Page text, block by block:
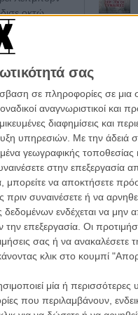
σας
σε πληροφορίες σε
αναγνωριστικοί και
διαφημίσεις και
υπηρεσιών. Με την άδειά
γεωγραφικής τοποθεσίας
στην επεξεργασία
μπορείτε να αποκτήσετε
συναινέσετε ή να
ενδέχεται να μην
επεξεργασία. Οι
σας ή να ανακαλέσετε
κλικ στο κουμπί
μία ή περισσότερες
που περιλαμβάνουν,
οκτώ
μόνο
μια ταινία
η
(ή και
ερώτηση
οι ταινίες που
θεατή (κάθε
ουσία τους.
αν ο Ρεξ
σε μια
που
μιούζικαλ σε
στην
μια γυναίκα
Οι
Μπέλα
Μια Θέση
A Place
Τζορτζ
Οδύσσεια
The
Ψηλά
Πέδρο
Ο